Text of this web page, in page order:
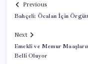
Previous
Bahçeli: Öcalan İçin
Next
Emekli ve Memur
Belli Oluyor